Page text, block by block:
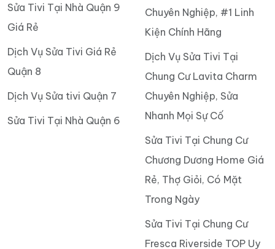
Sửa Tivi Tại Nhà Quận 9
Giá Rẻ
Dịch Vụ Sửa Tivi Giá Rẻ
Quận 8
Dịch Vụ Sửa tivi Quận 7
Sửa Tivi Tại Nhà Quận 6
Chuyên Nghiệp, #1 Linh
Kiện Chính Hãng
Dịch Vụ Sửa Tivi Tại
Chung Cư Lavita Charm
Chuyên Nghiệp, Sửa
Nhanh Mọi Sự Cố
Sửa Tivi Tại Chung Cư
Chương Dương Home Giá
Rẻ, Thợ Giỏi, Có Mặt
Trong Ngày
Sửa Tivi Tại Chung Cư
Fresca Riverside TOP Uy